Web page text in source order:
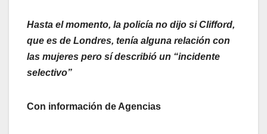
Hasta el momento, la policía no dijo si Clifford,
que es de Londres, tenía alguna relación con
las mujeres pero sí describió un “incidente
selectivo”
Con información de Agencias